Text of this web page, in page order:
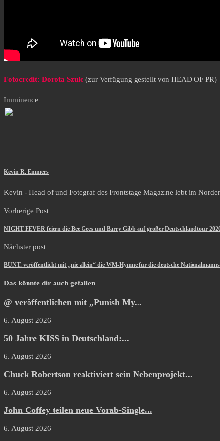
Fotocredit: Dorota Szulc (zur Verfügung gestellt von HEAD OF PR)
Imminence
Kevin R. Emmers
Kevin - Head of und Fotograf des Frontstage Magazine lebt im
Vorherige Post
NIGHT FEVER feiern die Bee Gees und Barry Gibb auf großer Deutschlandtour
Nächster post
BUNT. veröffentlicht mit „nie allein“ die WM-Hymne für die deutsche
Das könnte dir auch gefallen
@ veröffentlichen mit „Punish My...
6. August 2026
50 Jahre KISS in Deutschland:...
6. August 2026
Chuck Robertson reaktiviert sein Nebenprojekt...
6. August 2026
John Coffey teilen neue Vorab-Single...
6. August 2026